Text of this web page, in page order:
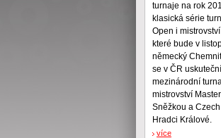
turnaje na rok
klasická série
Open i
které bude v
německý
se v ČR
mezinárodní
mistrovství
Sněžkou a
Hradci Králové.
více